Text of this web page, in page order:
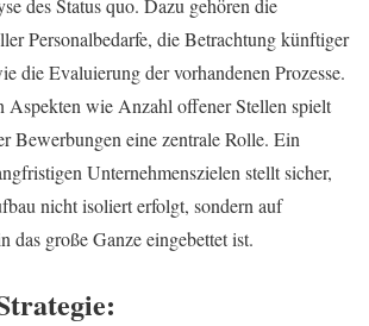
des Status quo. Dazu gehören die
Personalbedarfe, die Betrachtung künftiger
die Evaluierung der vorhandenen Prozesse.
Aspekten wie Anzahl offener Stellen spielt
Bewerbungen eine zentrale Rolle. Ein
Unternehmenszielen stellt sicher,
nicht isoliert erfolgt, sondern auf
das große Ganze eingebettet ist.